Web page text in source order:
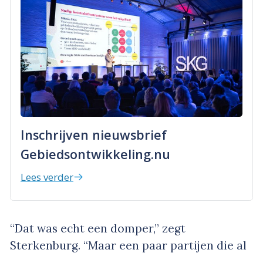
Inschrijven nieuwsbrief
Gebiedsontwikkeling.nu
Lees verder
“Dat was echt een domper,” zegt
Sterkenburg. “Maar een paar partijen die al